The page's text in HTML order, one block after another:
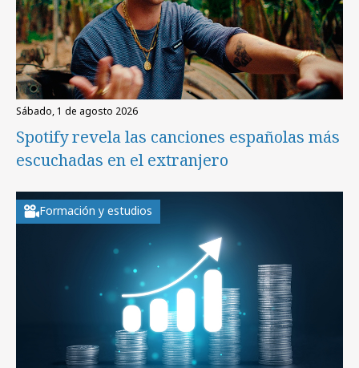
sábado, 1 de agosto 2026
Spotify revela las canciones españolas más
escuchadas en el extranjero
Formación y estudios